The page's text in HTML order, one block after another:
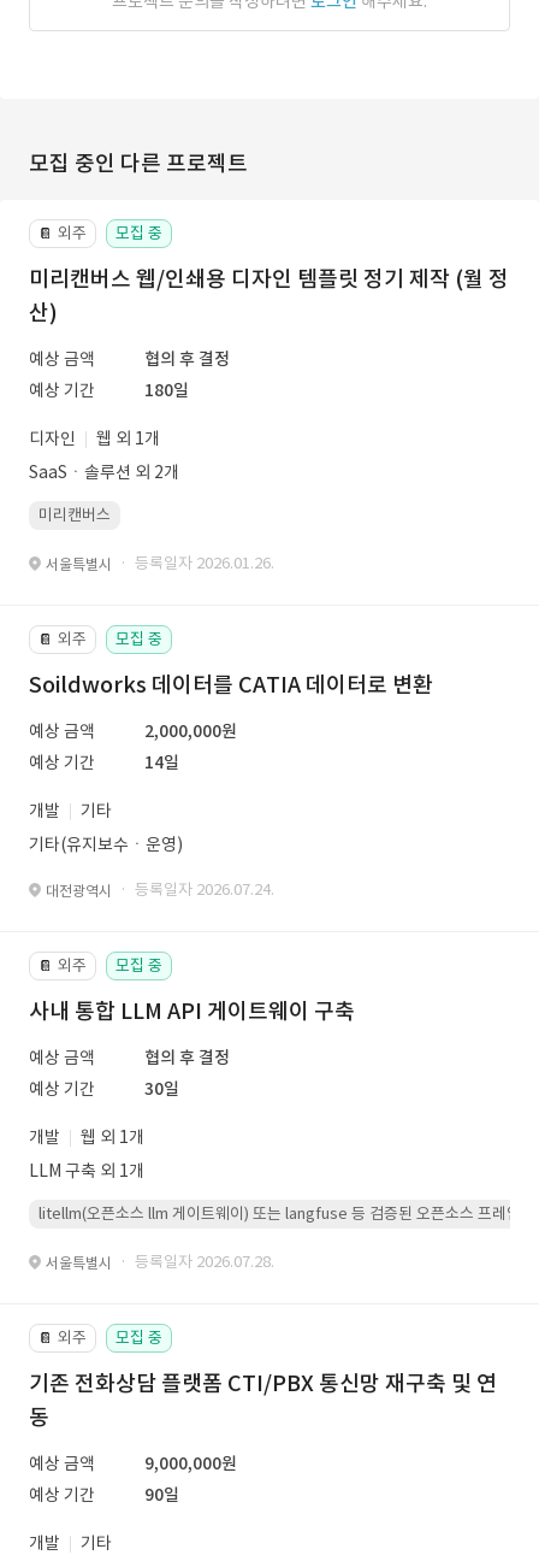
모집 중인 다른 프로젝트
📔 외주 모집 중
미리캔버스 웹/인쇄용 디자인 템플릿 정기 제작 (월 정
산)
예상 금액
협의 후 결정
예상 기간
180일
디자인
웹 외 1개
SaaSㆍ솔루션 외 2개
미리캔버스
서울특별시 · 등록일자 2026.01.26.
📔 외주 모집 중
Soildworks 데이터를 CATIA 데이터로 변환
예상 금액
2,000,000원
예상 기간
14일
개발
기타
기타(유지보수ㆍ운영)
대전광역시 · 등록일자 2026.07.24.
📔 외주 모집 중
사내 통합 LLM API 게이트웨이 구축
예상 금액
협의 후 결정
예상 기간
30일
개발
웹 외 1개
LLM 구축 외 1개
litellm(오픈소스 llm 게이트웨이) 또는 langfuse 등 검증된 오픈소스 프레임워
서울특별시 · 등록일자 2026.07.28.
📔 외주 모집 중
기존 전화상담 플랫폼 CTI/PBX 통신망 재구축 및 연
동
예상 금액
9,000,000원
예상 기간
90일
개발
기타